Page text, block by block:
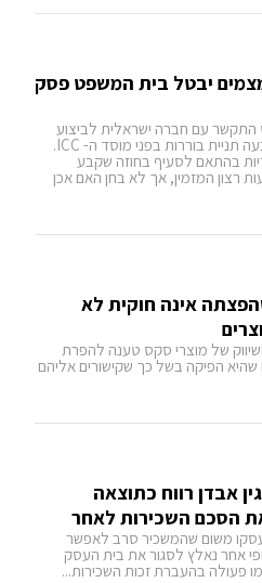
יבטל בית המשפט פסק
התקשר עם חברה ישראלית לביצוע
פרויקט בגאנה כאשר בהסכם נקבעה תניית בוררות בפני מוסד ה- ICC.
בהתאם לסעיף בחוזה שקבע
רצון המזמין, אך לא בחן האם אכן
אינה חוקית לא
של מוצרי סקס טענה להפרת
שהיא הפיקה בשל כך שקישורים אליהם
אבדן רווח כתוצאה
הסכם השכירות לאחר
משום שהמשכיר סרב לאפשר
אחר נאלץ לסגור את בית העסק
פעולה בהעברת זכות השכירות...